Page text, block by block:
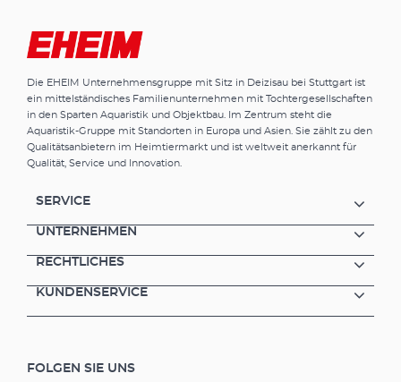
Die EHEIM Unternehmensgruppe mit Sitz in Deizisau bei Stuttgart ist
ein mittelständisches Familienunternehmen mit Tochtergesellschaften
in den Sparten Aquaristik und Objektbau. Im Zentrum steht die
Aquaristik-Gruppe mit Standorten in Europa und Asien. Sie zählt zu den
Qualitätsanbietern im Heimtiermarkt und ist weltweit anerkannt für
Qualität, Service und Innovation.
SERVICE
UNTERNEHMEN
RECHTLICHES
KUNDENSERVICE
FOLGEN SIE UNS